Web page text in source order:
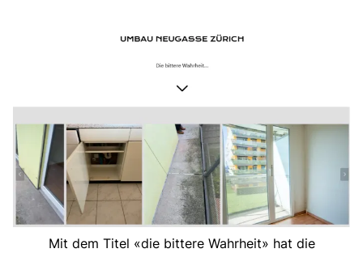
Mit dem Titel «die bittere Wahrheit» hat die